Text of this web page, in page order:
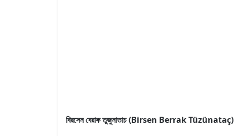
বিরসেন বেরাক তুজুনাতাচ (Birsen Berrak Tüzünataç)